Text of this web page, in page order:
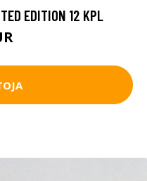
EDITION 12 KPL